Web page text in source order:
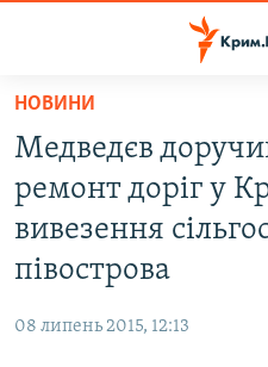
Перейти
основного
матеріалу
Перейти
до
основної
Перейти
ВОДА.КРИМ
ВІДЕО ТА ФОТО
ПОЛІТИКА
НОВИНИ
Медведєв
ремонт доріг у
вивезення
півострова
08 липень 2015, 12:13